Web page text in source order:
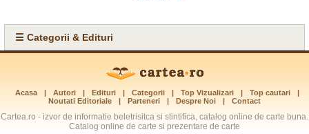
☰ Categorii & Edituri
Acasa | Autori | Edituri | Categorii | Top Vizualizari | Top cautari
|
Noutati Editoriale
| Parteneri | Despre Noi | Contact
Cartea.ro - izvor de informatie beletrisitca si stintifica, catalog online de carte buna.
Catalog online de carte si prezentare de carte